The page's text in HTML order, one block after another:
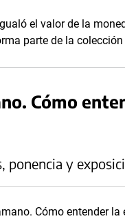
el valor de la
parte de la
Cómo
ponencia y
Cómo entender